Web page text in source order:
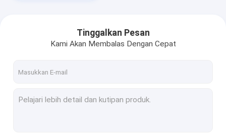
Tinggalkan Pesan
Kami Akan Membalas Dengan Cepat